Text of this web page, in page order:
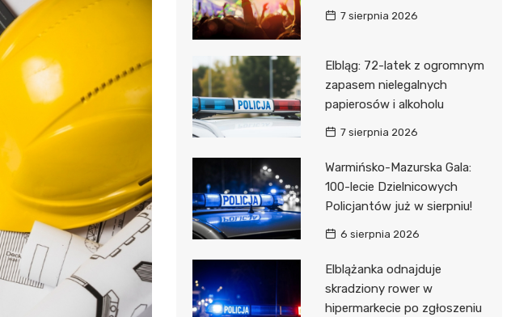
Poczta
Księgarnia
7 sierpnia 2026
Elbląg: 72-latek z ogromnym
zapasem nielegalnych
papierosów i alkoholu
7 sierpnia 2026
Warmińsko-Mazurska Gala:
100-lecie Dzielnicowych
Policjantów już w sierpniu!
6 sierpnia 2026
Elblążanka odnajduje
skradziony rower w
hipermarkecie po zgłoszeniu